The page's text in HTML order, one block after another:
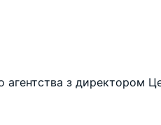
агентства з директором